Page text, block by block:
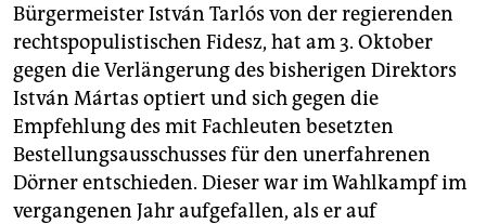
Bürgermeister István Tarlós von der regierenden
rechtspopulistischen Fidesz, hat am 3. Oktober
gegen die Verlängerung des bisherigen Direktors
István Mártas optiert und sich gegen die
Empfehlung des mit Fachleuten besetzten
Bestellungsausschusses für den unerfahrenen
Dörner entschieden. Dieser war im Wahlkampf im
vergangenen Jahr aufgefallen, als er auf